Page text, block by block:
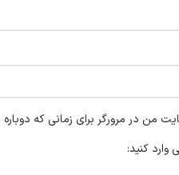
من در مرورگر برای زمانی که
وارد کنید: